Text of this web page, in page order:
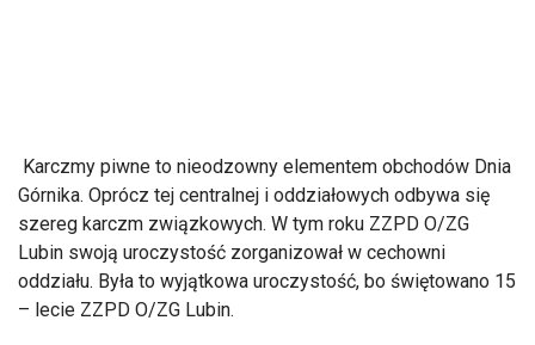
Karczmy piwne to nieodzowny elementem obchodów Dnia
Górnika. Oprócz tej centralnej i oddziałowych odbywa się
szereg karczm związkowych. W tym roku ZZPD O/ZG
Lubin swoją uroczystość zorganizował w cechowni
oddziału. Była to wyjątkowa uroczystość, bo świętowano 15
– lecie ZZPD O/ZG Lubin.